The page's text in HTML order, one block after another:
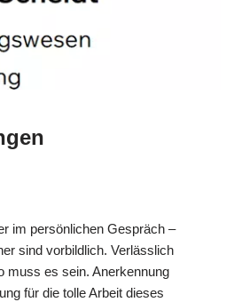
im persönlichen Gespräch –
sind vorbildlich. Verlässlich
muss es sein. Anerkennung
für die tolle Arbeit dieses